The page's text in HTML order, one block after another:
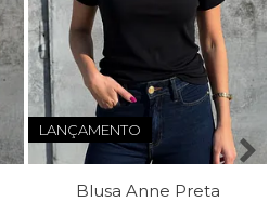
LANÇAMENTO
Blusa Anne Preta